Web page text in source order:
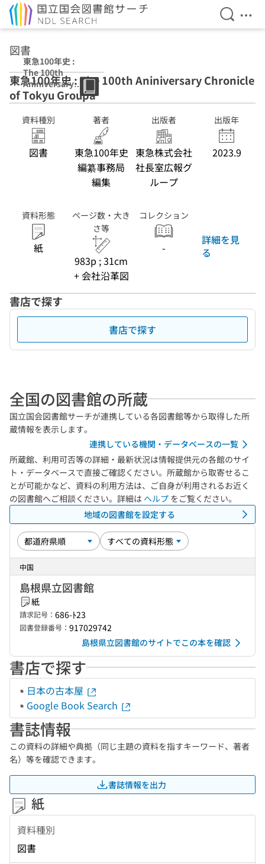
検索を
メ
図書
東急100年史 :
The 100th
Aniniversary
Chronicle of
Tokyu Groupa
東急100年史 : The 100th Aniniversary Chronicle
of Tokyu Groupa
資料種別
図書
著者
東急100年史
編纂事務局
編集
出版者
東急株式会社
社長室広報グ
ループ
出版年
2023.9
資料形態
紙
ページ数・大き
さ等
983p ; 31cm
+ 会社沿革図
コレクション
-
詳細を見
る
書店で探す
書店で探す
全国の図書館の所蔵
国立国会図書館サーチが連携している各図書館等から取得した所
蔵情報を表示します。
連携している機関・データベースの一覧
所蔵館、利用可否等の詳細・最新状況は情報提供元の各館のサイ
ト・データベースで直接ご確認ください。所蔵館から取寄せるこ
とが可能かなど、資料の利用方法は、ご自身が利用されるお近く
の図書館へご相談ください。詳細は ヘルプ をご覧ください。
地域の図書館を設定する
中国
島根県立図書館
紙
請求記号： 686-ﾄ23
図書登録番号： 917029742
島根県立図書館のサイトでこの本を確認
書店で探す
日本の古本屋
Google Book Search
書誌情報
この資料の詳細や典拠（同じ主題の資料を指すキーワード、著者
名）等を確認できます。
書誌情報を出力
紙
資料種別
図書